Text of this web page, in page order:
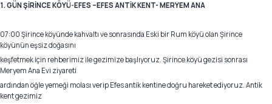
1. GÜN ŞİRİNCE KÖYÜ-EFES –EFES ANTİK KENT- MERYEM ANA
07:00 Şirince köyünde kahvaltı ve sonrasında Eski bir Rum köyü olan Şirince
köyünün eşsiz doğasını
keşfetmek için rehberimiz ile gezimize başlıyoruz. Şirince köyü gezisi sonrası
Meryem Ana Evi ziyareti
ardından öğle yemeği molası verip Efes antik kentine doğru hareket ediyoruz. Antik
kent gezimiz